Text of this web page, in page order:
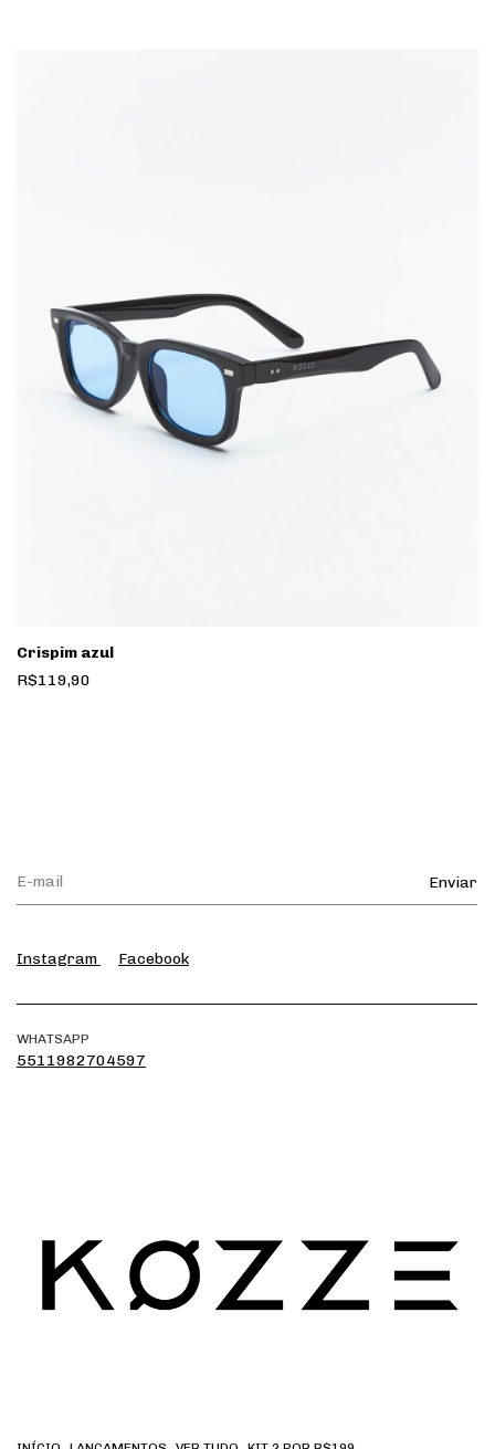
Crispim azul
R$119,90
Instagram Facebook
WHATSAPP
5511982704597